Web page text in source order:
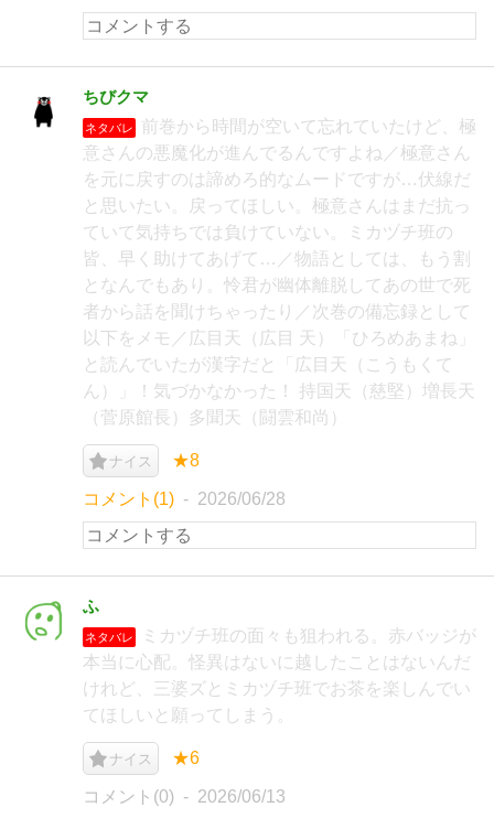
ちびクマ
ネタバレ
前巻から時間が空いて忘れていたけど、極
意さんの悪魔化が進んでるんですよね／極意さん
を元に戻すのは諦めろ的なムードですが…伏線だ
と思いたい。戻ってほしい。極意さんはまだ抗っ
ていて気持ちでは負けていない。ミカヅチ班の
皆、早く助けてあげて…／物語としては、もう割
となんでもあり。怜君が幽体離脱してあの世で死
者から話を聞けちゃったり／次巻の備忘録として
以下をメモ／広目天（広目 天）「ひろめあまね」
と読んでいたが漢字だと「広目天（こうもくて
ん）」！気づかなかった！ 持国天（慈堅）増長天
（菅原館長）多聞天（闘雲和尚）
ナイス ★8
コメント(1) 2026/06/28
ふ
ネタバレ
ミカヅチ班の面々も狙われる。赤バッジが
本当に心配。怪異はないに越したことはないんだ
けれど、三婆ズとミカヅチ班でお茶を楽しんでい
てほしいと願ってしまう。
ナイス ★6
コメント(0) 2026/06/13